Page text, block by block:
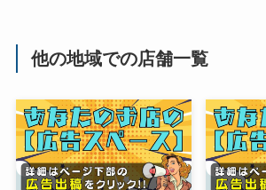
他の地域での店舗一覧